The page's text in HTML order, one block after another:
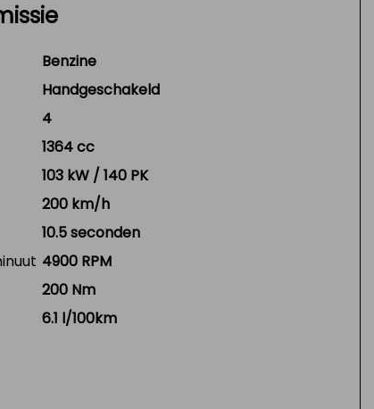
Benzine
Handgeschakeld
4
1364 cc
103 kW / 140 PK
200 km/h
10.5 seconden
4900 RPM
200 Nm
6.1 l/100km